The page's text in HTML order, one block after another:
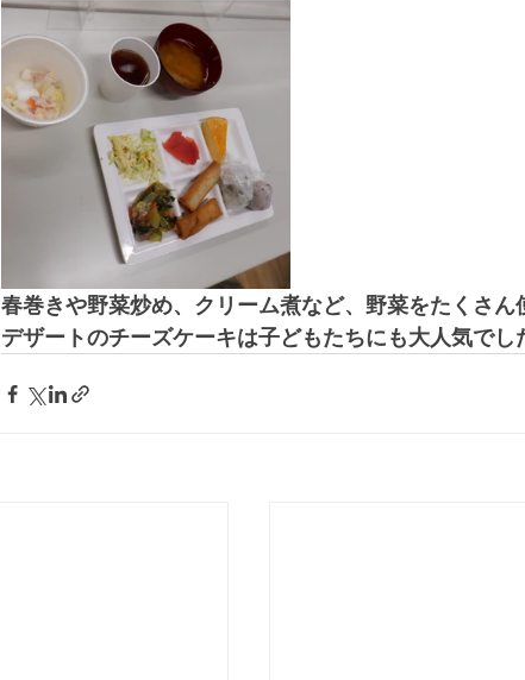
春巻きや野菜炒め、クリーム煮など、野菜をたくさん
デザートのチーズケーキは子どもたちにも大人気でし